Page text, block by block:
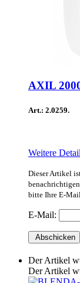
AXIL
Art.: 2.0259.
Weitere
Dieser Artikel
bitte Ihre E-
E-Mail:
Abschicken
Der Artikel
Der Artikel